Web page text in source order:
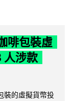
啡包裝虛
人涉款
裝的虛擬貨幣投